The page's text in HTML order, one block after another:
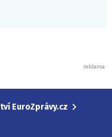
EuroZprávy.cz